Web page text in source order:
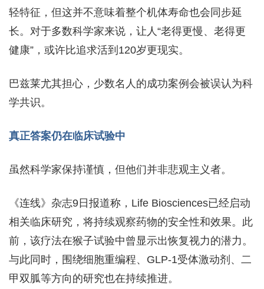
轻特征，但这并不意味着整个机体寿命也会同步延
长。对于多数科学家来说，让人“老得更慢、老得更
健康”，或许比追求活到120岁更现实。
巴兹莱尤其担心，少数名人的成功案例会被误认为科
学共识。
真正答案仍在临床试验中
虽然科学家保持谨慎，但他们并非悲观主义者。
《连线》杂志9日报道称，Life Biosciences已经启动
相关临床研究，将持续观察药物的安全性和效果。此
前，该疗法在猴子试验中曾显示出恢复视力的潜力。
与此同时，围绕细胞重编程、GLP-1受体激动剂、二
甲双胍等方向的研究也在持续推进。